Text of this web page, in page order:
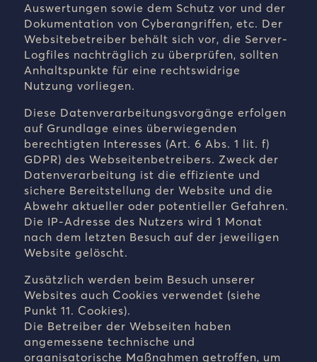
Auswertungen sowie dem Schutz vor und der
Dokumentation von Cyberangriffen, etc. Der
Websitebetreiber behält sich vor, die Server-
Logfiles nachträglich zu überprüfen, sollten
Anhaltspunkte für eine rechtswidrige
Nutzung vorliegen.
Diese Datenverarbeitungsvorgänge erfolgen
auf Grundlage eines überwiegenden
berechtigten Interesses (Art. 6 Abs. 1 lit. f)
GDPR) des Webseitenbetreibers. Zweck der
Datenverarbeitung ist die effiziente und
sichere Bereitstellung der Website und die
Abwehr aktueller oder potentieller Gefahren.
Die IP-Adresse des Nutzers wird 1 Monat
nach dem letzten Besuch auf der jeweiligen
Website gelöscht.
Zusätzlich werden beim Besuch unserer
Websites auch Cookies verwendet (siehe
Punkt 11. Cookies).
Die Betreiber der Webseiten haben
angemessene technische und
organisatorische Maßnahmen getroffen, um